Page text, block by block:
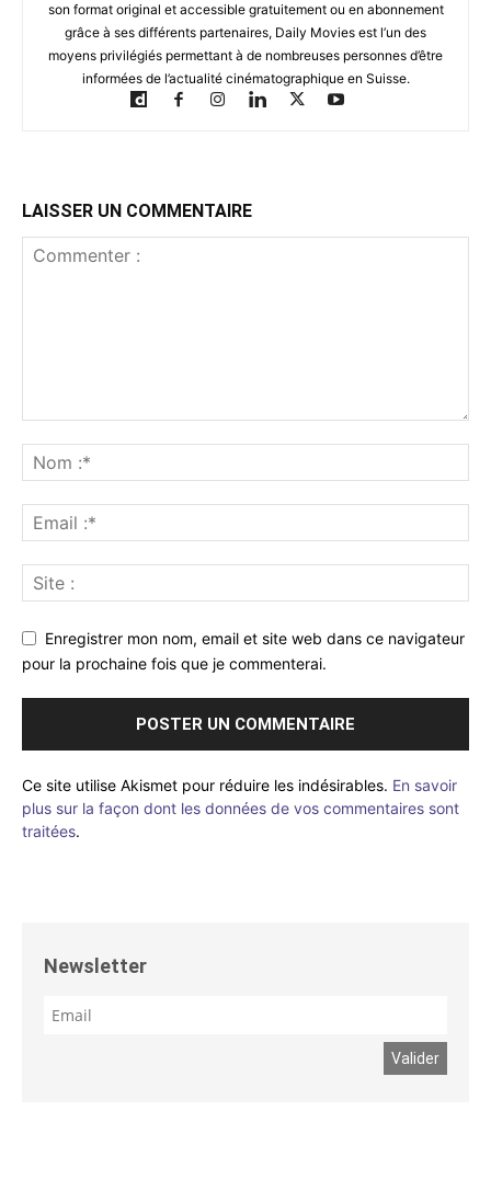
son format original et accessible gratuitement ou en abonnement
grâce à ses différents partenaires, Daily Movies est l’un des
moyens privilégiés permettant à de nombreuses personnes d’être
informées de l’actualité cinématographique en Suisse.
LAISSER UN COMMENTAIRE
Enregistrer mon nom, email et site web dans ce navigateur
pour la prochaine fois que je commenterai.
Ce site utilise Akismet pour réduire les indésirables. En savoir
plus sur la façon dont les données de vos commentaires sont
traitées.
Newsletter